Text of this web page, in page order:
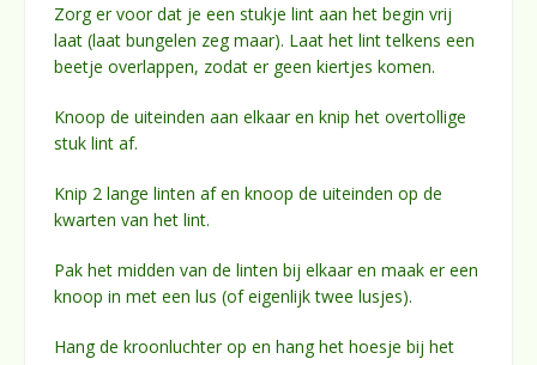
Zorg er voor dat je een stukje lint aan het begin vrij
laat (laat bungelen zeg maar). Laat het lint telkens een
beetje overlappen, zodat er geen kiertjes komen.
Knoop de uiteinden aan elkaar en knip het overtollige
stuk lint af.
Knip 2 lange linten af en knoop de uiteinden op de
kwarten van het lint.
Pak het midden van de linten bij elkaar en maak er een
knoop in met een lus (of eigenlijk twee lusjes).
Hang de kroonluchter op en hang het hoesje bij het